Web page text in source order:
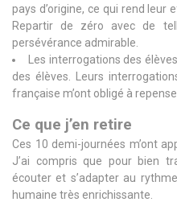
pays d’origine, ce qui rend leur
Repartir de zéro avec de
persévérance admirable.
Les interrogations des
des élèves. Leurs
française m’ont obligé à
Ce que j’en retire
Ces 10 demi-journées m’ont
J’ai compris que pour bien
écouter et s’adapter au
humaine très enrichissante.